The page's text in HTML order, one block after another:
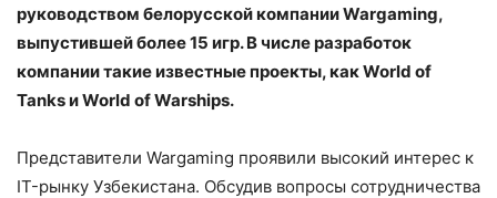
руководством белорусской компании Wargaming,
выпустившей более 15 игр. В числе разработок
компании такие известные проекты, как World of
Tanks и World of Warships.
Представители Wargaming проявили высокий интерес к
IT-рынку Узбекистана. Обсудив вопросы сотрудничества